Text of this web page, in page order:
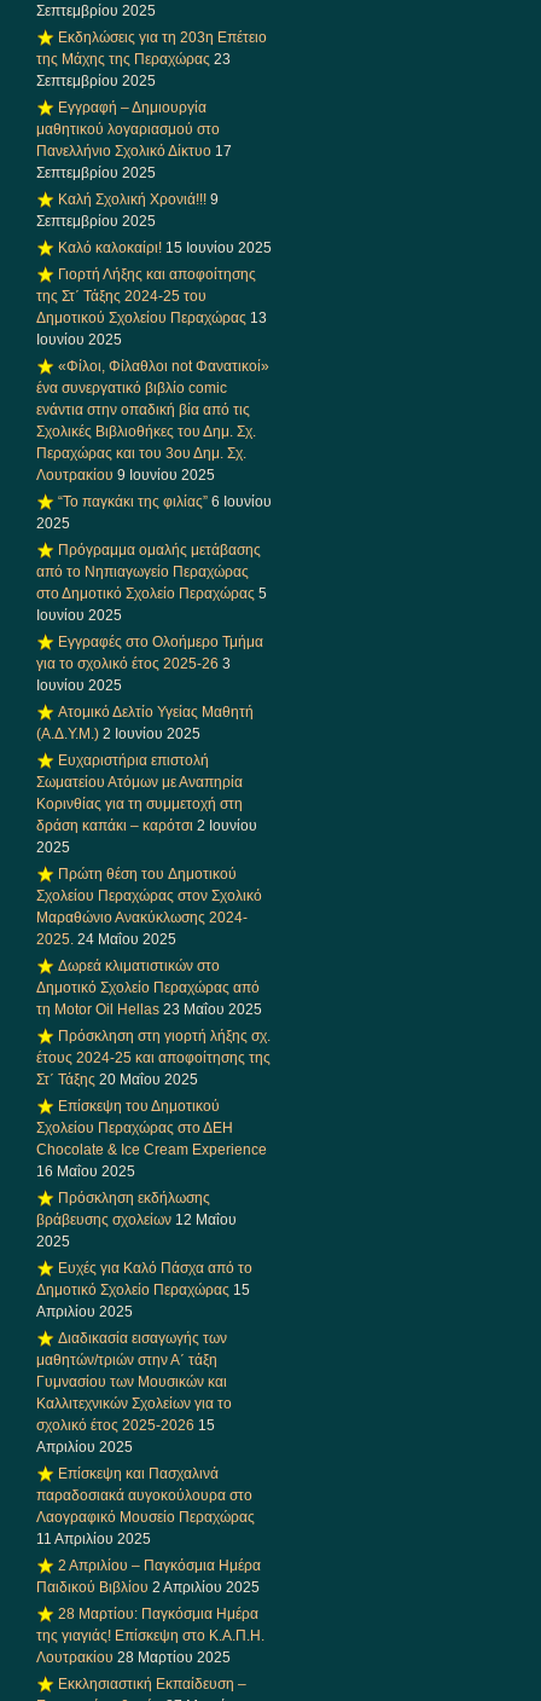
Σεπτεμβρίου 2025
Εκδηλώσεις για τη 203η Επέτειο
της Μάχης της Περαχώρας 23
Σεπτεμβρίου 2025
Εγγραφή – Δημιουργία
μαθητικού λογαριασμού στο
Πανελλήνιο Σχολικό Δίκτυο 17
Σεπτεμβρίου 2025
Καλή Σχολική Χρονιά!!! 9
Σεπτεμβρίου 2025
Καλό καλοκαίρι! 15 Ιουνίου 2025
Γιορτή Λήξης και αποφοίτησης
της Στ΄ Τάξης 2024-25 του
Δημοτικού Σχολείου Περαχώρας 13
Ιουνίου 2025
«Φίλοι, Φίλαθλοι not Φανατικοί»
ένα συνεργατικό βιβλίο comic
ενάντια στην οπαδική βία από τις
Σχολικές Βιβλιοθήκες του Δημ. Σχ.
Περαχώρας και του 3ου Δημ. Σχ.
Λουτρακίου 9 Ιουνίου 2025
“Το παγκάκι της φιλίας” 6 Ιουνίου
2025
Πρόγραμμα ομαλής μετάβασης
από το Νηπιαγωγείο Περαχώρας
στο Δημοτικό Σχολείο Περαχώρας 5
Ιουνίου 2025
Εγγραφές στο Ολοήμερο Τμήμα
για το σχολικό έτος 2025-26 3
Ιουνίου 2025
Ατομικό Δελτίο Υγείας Μαθητή
(Α.Δ.Υ.Μ.) 2 Ιουνίου 2025
Ευχαριστήρια επιστολή
Σωματείου Ατόμων με Αναπηρία
Κορινθίας για τη συμμετοχή στη
δράση καπάκι – καρότσι 2 Ιουνίου
2025
Πρώτη θέση του Δημοτικού
Σχολείου Περαχώρας στον Σχολικό
Μαραθώνιο Ανακύκλωσης 2024-
2025. 24 Μαΐου 2025
Δωρεά κλιματιστικών στο
Δημοτικό Σχολείο Περαχώρας από
τη Motor Oil Hellas 23 Μαΐου 2025
Πρόσκληση στη γιορτή λήξης σχ.
έτους 2024-25 και αποφοίτησης της
Στ΄ Τάξης 20 Μαΐου 2025
Επίσκεψη του Δημοτικού
Σχολείου Περαχώρας στο ΔΕΗ
Chocolate & Ice Cream Experience
16 Μαΐου 2025
Πρόσκληση εκδήλωσης
βράβευσης σχολείων 12 Μαΐου
2025
Ευχές για Καλό Πάσχα από το
Δημοτικό Σχολείο Περαχώρας 15
Απριλίου 2025
Διαδικασία εισαγωγής των
μαθητών/τριών στην Α΄ τάξη
Γυμνασίου των Μουσικών και
Καλλιτεχνικών Σχολείων για το
σχολικό έτος 2025-2026 15
Απριλίου 2025
Επίσκεψη και Πασχαλινά
παραδοσιακά αυγοκούλουρα στο
Λαογραφικό Μουσείο Περαχώρας
11 Απριλίου 2025
2 Απριλίου – Παγκόσμια Ημέρα
Παιδικού Βιβλίου 2 Απριλίου 2025
28 Μαρτίου: Παγκόσμια Ημέρα
της γιαγιάς! Επίσκεψη στο Κ.Α.Π.Η.
Λουτρακίου 28 Μαρτίου 2025
Εκκλησιαστική Εκπαίδευση –